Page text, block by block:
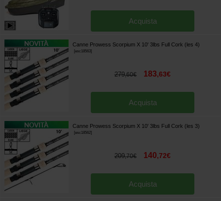
Acquista
Canne Prowess Scorpium X 10' 3lbs Full Cork (les 4)
[esc18563]
279,60€ 183,63€
Acquista
Canne Prowess Scorpium X 10' 3lbs Full Cork (les 3)
[esc18562]
209,70€ 140,72€
Acquista